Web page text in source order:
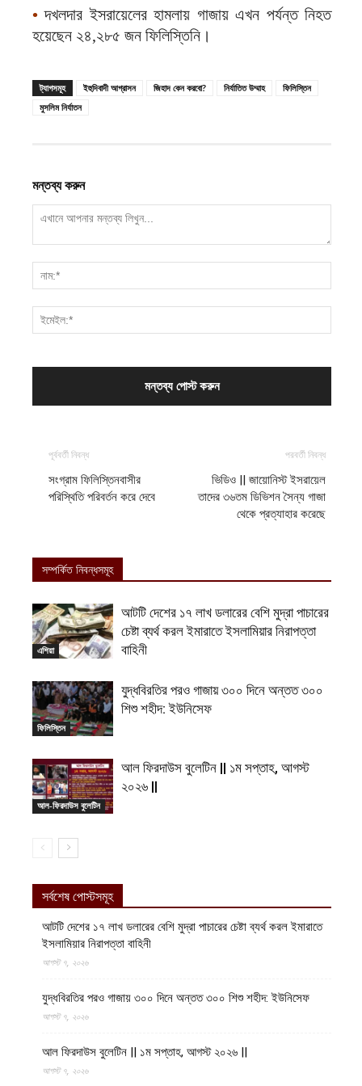
• দখলদার ইসরায়েলের হামলায় গাজায় এখন পর্যন্ত নিহত
হয়েছেন ২৪,২৮৫ জন ফিলিস্তিনি।
ট্যাগসমূহ ইহুদিবাদী আগ্রাসন জিহাদ কেন করবো? নির্যাতিত উম্মাহ
ফিলিস্তিন
মুসলিম নির্যাতন
মন্তব্য করুন
পূর্ববর্তী নিবন্ধ
সংগ্রাম ফিলিস্তিনবাসীর
পরিস্থিতি পরিবর্তন করে দেবে
পরবর্তী নিবন্ধ
ভিডিও || জায়োনিস্ট ইসরায়েল
তাদের ৩৬তম ডিভিশন সৈন্য গাজা
থেকে প্রত্যাহার করেছে
সম্পর্কিত নিবন্ধসমূহ
এশিয়া
আটটি দেশের ১৭ লাখ ডলারের বেশি মুদ্রা পাচারের
চেষ্টা ব্যর্থ করল ইমারাতে ইসলামিয়ার নিরাপত্তা
বাহিনী
ফিলিস্তিন
যুদ্ধবিরতির পরও গাজায় ৩০০ দিনে অন্তত ৩০০
শিশু শহীদ: ইউনিসেফ
আল-ফিরদাউস বুলেটিন
আল ফিরদাউস বুলেটিন || ১ম সপ্তাহ, আগস্ট
২০২৬ ||
সর্বশেষ পোস্টসমূহ
আটটি দেশের ১৭ লাখ ডলারের বেশি মুদ্রা পাচারের চেষ্টা ব্যর্থ করল ইমারাতে
ইসলামিয়ার নিরাপত্তা বাহিনী
আগস্ট ৭, ২০২৬
যুদ্ধবিরতির পরও গাজায় ৩০০ দিনে অন্তত ৩০০ শিশু শহীদ: ইউনিসেফ
আগস্ট ৭, ২০২৬
আল ফিরদাউস বুলেটিন || ১ম সপ্তাহ, আগস্ট ২০২৬ ||
আগস্ট ৭, ২০২৬